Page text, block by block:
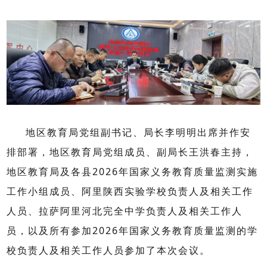
地区教育局党组副书记、局长李明明出席并作安
排部署，地区教育局党组成员、副局长王洪春主持，
地区教育局及各县2026年国家义务教育质量监测实施
工作小组成员、阿里陕西实验学校负责人及相关工作
人员、拉萨阿里河北完全中学负责人及相关工作人
员，以及所有参加2026年国家义务教育质量监测的学
校负责人及相关工作人员参加了本次会议。